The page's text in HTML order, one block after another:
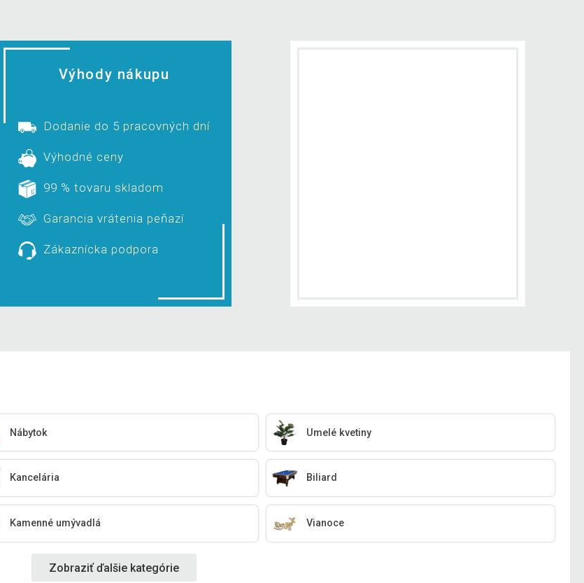
Výhody nákupu
Dodanie do 5 pracovných dní
Výhodné ceny
99 % tovaru skladom
Garancia vrátenia peňazí
Zákaznícka podpora
Nábytok Umelé kvetiny
Kancelária Biliard
Kamenné umývadlá Vianoce
Zobraziť ďalšie kategórie